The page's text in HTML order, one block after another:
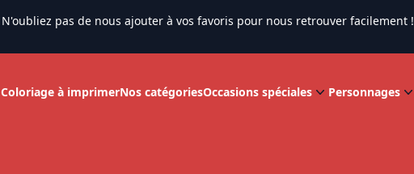
N'oubliez pas de nous ajouter à vos favoris pour nous retrouver facilement !
Coloriage à imprimerNos catégoriesOccasions spéciales Personnages